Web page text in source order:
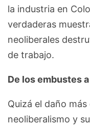
la industria en
verdaderas
neoliberales
de trabajo.
De los embustes
Quizá el daño
neoliberalismo y